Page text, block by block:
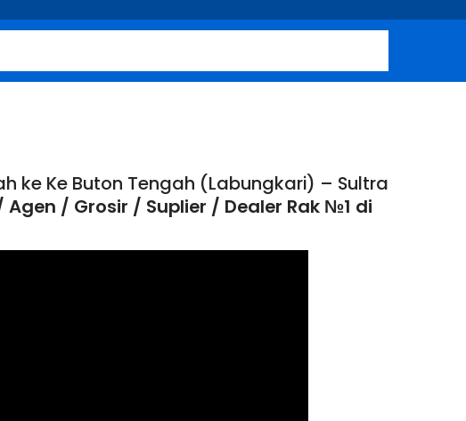
ke Ke Buton Tengah (Labungkari) – Sultra
Agen / Grosir / Suplier / Dealer Rak №1 di